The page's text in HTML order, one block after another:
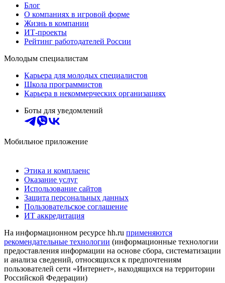
Блог
О компаниях в игровой форме
Жизнь в компании
ИТ-проекты
Рейтинг работодателей России
Молодым специалистам
Карьера для молодых специалистов
Школа программистов
Карьера в некоммерческих организациях
Боты для уведомлений
Мобильное приложение
Этика и комплаенс
Оказание услуг
Использование сайтов
Защита персональных данных
Пользовательское соглашение
ИТ аккредитация
На информационном ресурсе hh.ru применяются
рекомендательные технологии (информационные технологии
предоставления информации на основе сбора, систематизации
и анализа сведений, относящихся к предпочтениям
пользователей сети «Интернет», находящихся на территории
Российской Федерации)